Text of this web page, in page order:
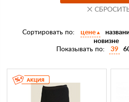
Сортировать по: цене
новизне
Показывать по:
39